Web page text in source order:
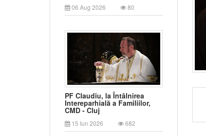
06 Aug 2026 80
PF Claudiu, la Întâlnirea
Intereparhială a Familiilor,
CMD - Cluj
15 Iun 2026 682